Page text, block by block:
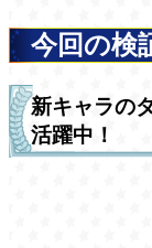
今回の検
新キャラの
活躍中！